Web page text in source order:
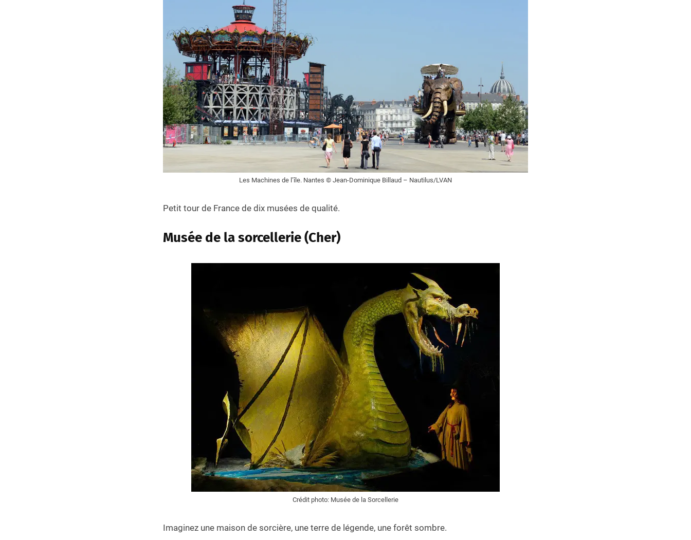
Les Machines de l’île. Nantes © Jean-Dominique Billaud – Nautilus/LVAN
Petit tour de France de dix musées de qualité.
Musée de la sorcellerie (Cher)
Crédit photo: Musée de la Sorcellerie
Imaginez une maison de sorcière, une terre de légende, une forêt sombre.